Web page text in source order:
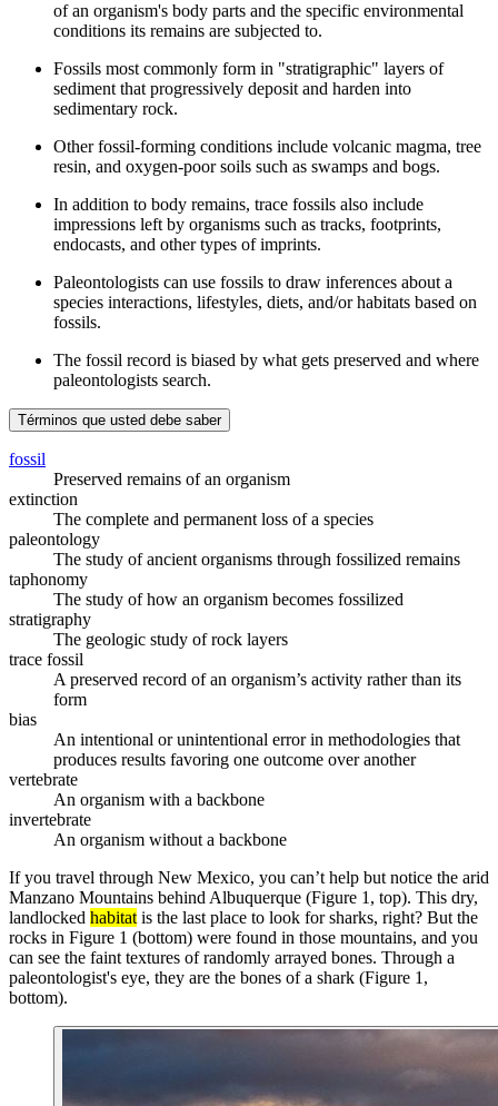
of an organism's body parts and the specific environmental
conditions its remains are subjected to.
Fossils most commonly form in "stratigraphic" layers of
sediment that progressively deposit and harden into
sedimentary rock.
Other fossil-forming conditions include volcanic magma, tree
resin, and oxygen-poor soils such as swamps and bogs.
In addition to body remains, trace fossils also include
impressions left by organisms such as tracks, footprints,
endocasts, and other types of imprints.
Paleontologists can use fossils to draw inferences about a
species interactions, lifestyles, diets, and/or habitats based on
fossils.
The fossil record is biased by what gets preserved and where
paleontologists search.
Términos que usted debe saber
fossil
Preserved remains of an organism
extinction
The complete and permanent loss of a species
paleontology
The study of ancient organisms through fossilized remains
taphonomy
The study of how an organism becomes fossilized
stratigraphy
The geologic study of rock layers
trace fossil
A preserved record of an organism’s activity rather than its
form
bias
An intentional or unintentional error in methodologies that
produces results favoring one outcome over another
vertebrate
An organism with a backbone
invertebrate
An organism without a backbone
If you travel through New Mexico, you can’t help but notice the arid
Manzano Mountains behind Albuquerque (Figure 1, top). This dry,
landlocked habitat is the last place to look for sharks, right? But the
rocks in Figure 1 (bottom) were found in those mountains, and you
can see the faint textures of randomly arrayed bones. Through a
paleontologist's eye, they are the bones of a shark (Figure 1,
bottom).